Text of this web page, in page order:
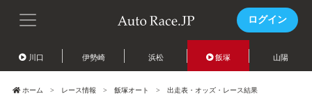
ログイン
川口 伊勢崎 浜松 飯塚 山陽
ホーム レース情報 飯塚オート 出走表・オッズ・レース結果